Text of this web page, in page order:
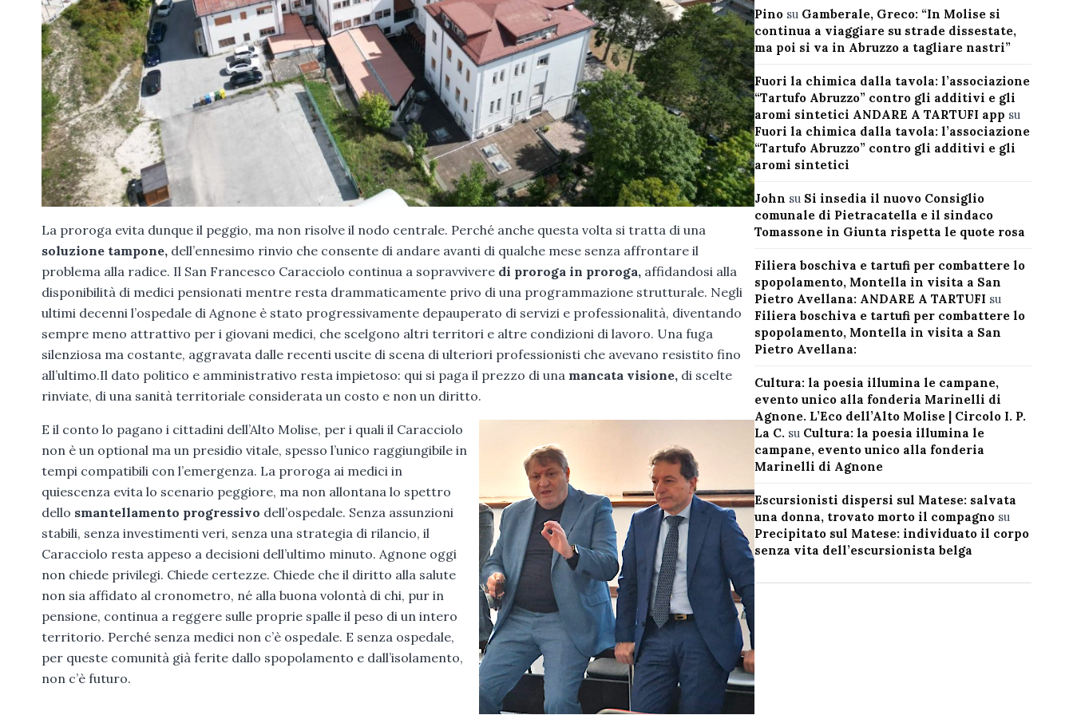
La proroga evita dunque il peggio, ma non risolve il nodo centrale. Perché anche questa volta si tratta di una
soluzione tampone, dell’ennesimo rinvio che consente di andare avanti di qualche mese senza affrontare il
problema alla radice. Il San Francesco Caracciolo continua a sopravvivere di proroga in proroga, affidandosi alla
disponibilità di medici pensionati mentre resta drammaticamente privo di una programmazione strutturale. Negli
ultimi decenni l’ospedale di Agnone è stato progressivamente depauperato di servizi e professionalità, diventando
sempre meno attrattivo per i giovani medici, che scelgono altri territori e altre condizioni di lavoro. Una fuga
silenziosa ma costante, aggravata dalle recenti uscite di scena di ulteriori professionisti che avevano resistito fino
all’ultimo.Il dato politico e amministrativo resta impietoso: qui si paga il prezzo di una mancata visione, di scelte
rinviate, di una sanità territoriale considerata un costo e non un diritto.
E il conto lo pagano i cittadini dell’Alto Molise, per i quali il Caracciolo
non è un optional ma un presidio vitale, spesso l’unico raggiungibile in
tempi compatibili con l’emergenza. La proroga ai medici in
quiescenza evita lo scenario peggiore, ma non allontana lo spettro
dello smantellamento progressivo dell’ospedale. Senza assunzioni
stabili, senza investimenti veri, senza una strategia di rilancio, il
Caracciolo resta appeso a decisioni dell’ultimo minuto. Agnone oggi
non chiede privilegi. Chiede certezze. Chiede che il diritto alla salute
non sia affidato al cronometro, né alla buona volontà di chi, pur in
pensione, continua a reggere sulle proprie spalle il peso di un intero
territorio. Perché senza medici non c’è ospedale. E senza ospedale,
per queste comunità già ferite dallo spopolamento e dall’isolamento,
non c’è futuro.
Pinosu Gamberale, Greco: “In Molise si
continua a viaggiare su strade dissestate,
ma poi si va in Abruzzo a tagliare nastri”
Fuori la chimica dalla tavola: l’associazione
“Tartufo Abruzzo” contro gli additivi e gli
aromi sintetici ANDARE A TARTUFI app su
Fuori la chimica dalla tavola: l’associazione
“Tartufo Abruzzo” contro gli additivi e gli
aromi sintetici
John su Si insedia il nuovo Consiglio
comunale di Pietracatella e il sindaco
Tomassone in Giunta rispetta le quote rosa
Filiera boschiva e tartufi per combattere lo
spopolamento, Montella in visita a San
Pietro Avellana: ANDARE A TARTUFI su
Filiera boschiva e tartufi per combattere lo
spopolamento, Montella in visita a San
Pietro Avellana:
Cultura: la poesia illumina le campane,
evento unico alla fonderia Marinelli di
Agnone. L’Eco dell’Alto Molise | Circolo I. P.
La C. su Cultura: la poesia illumina le
campane, evento unico alla fonderia
Marinelli di Agnone
Escursionisti dispersi sul Matese: salvata
una donna, trovato morto il compagnosu
Precipitato sul Matese: individuato il corpo
senza vita dell’escursionista belga